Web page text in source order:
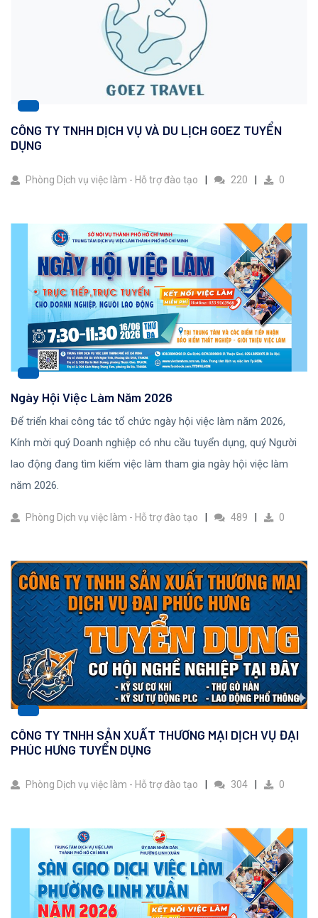
CÔNG TY TNHH DỊCH VỤ VÀ DU LỊCH GOEZ TUYỂN
DỤNG
Phòng Dịch vụ việc làm - Hỗ trợ đào tạo 220 0
Ngày Hội Việc Làm Năm 2026
Để triển khai công tác tổ chức ngày hội việc làm năm 2026,
Kính mời quý Doanh nghiệp có nhu cầu tuyển dụng, quý Người
lao động đang tìm kiếm việc làm tham gia ngày hội việc làm
năm 2026.
Phòng Dịch vụ việc làm - Hỗ trợ đào tạo 489 0
CÔNG TY TNHH SẢN XUẤT THƯƠNG MẠI DỊCH VỤ ĐẠI
PHÚC HƯNG TUYỂN DỤNG
Phòng Dịch vụ việc làm - Hỗ trợ đào tạo 304 0